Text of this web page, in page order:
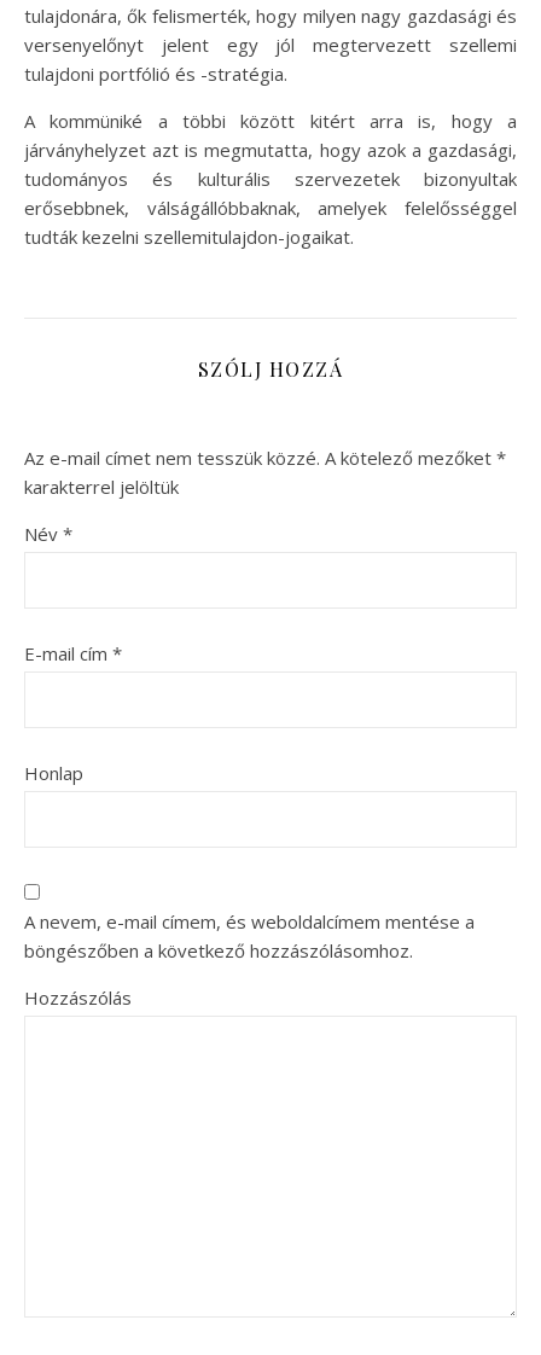
tulajdonára, ők felismerték, hogy milyen nagy gazdasági és
versenyelőnyt jelent egy jól megtervezett szellemi
tulajdoni portfólió és -stratégia.
A kommüniké a többi között kitért arra is, hogy a
járványhelyzet azt is megmutatta, hogy azok a gazdasági,
tudományos és kulturális szervezetek bizonyultak
erősebbnek, válságállóbbaknak, amelyek felelősséggel
tudták kezelni szellemitulajdon-jogaikat.
SZÓLJ HOZZÁ
Az e-mail címet nem tesszük közzé. A kötelező mezőket *
karakterrel jelöltük
Név *
E-mail cím *
Honlap
A nevem, e-mail címem, és weboldalcímem mentése a
böngészőben a következő hozzászólásomhoz.
Hozzászólás